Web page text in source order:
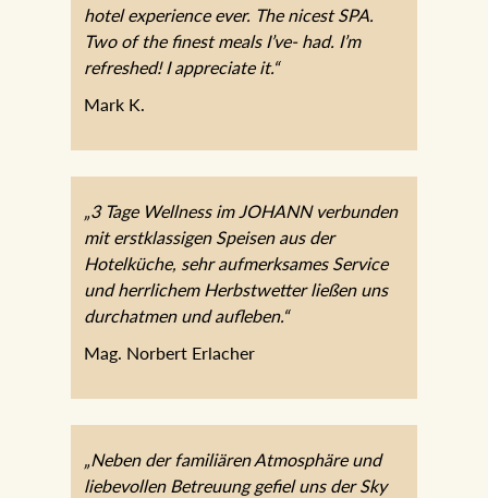
hotel experience ever. The nicest SPA.
Two of the finest meals I’ve- had. I’m
refreshed! I appreciate it.“
Mark K.
„3 Tage Wellness im JOHANN verbunden
mit erstklassigen Speisen aus der
Hotelküche, sehr aufmerksames Service
und herrlichem Herbstwetter ließen uns
durchatmen und aufleben.“
Mag. Norbert Erlacher
„Neben der familiären Atmosphäre und
liebevollen Betreuung gefiel uns der Sky